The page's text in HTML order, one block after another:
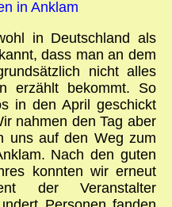
in Anklam
in Deutschland als
dass man an dem
nicht alles
erzählt bekommt. So
in den April geschickt
nahmen den Tag aber
uns auf den Weg zum
Nach den guten
konnten wir erneut
der Veranstalter